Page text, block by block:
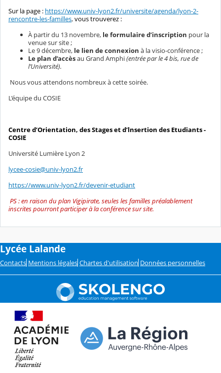
Sur la page : https://www.univ-lyon2.fr/universite/agenda/lyon-2-
rencontre-les-familles,vous trouverez :
À partir du 13 novembre, le formulaire d’inscription pour la
venue sur site ;
Le 9 décembre, le lien de connexion à la visio-conférence ;
Le plan d’accèsau Grand Amphi(entrée par le 4 bis, rue de
l’Université).
Nous vous attendons nombreux à cette soirée.
L’équipe du COSIE
Centre d’Orientation, des Stages et d’lnsertion des Etudiants -
COSIE
Université Lumière Lyon 2
lycee-cosie@univ-lyon2.fr
https://www.univ-lyon2.fr/devenir-etudiant
PS : en raison du plan Vigipirate, seules les familles préalablement
inscrites pourront participer à la conférence sur site.
Lycée Lalande
Contacts Mentions légales Chartes d'utilisation Données personnelles